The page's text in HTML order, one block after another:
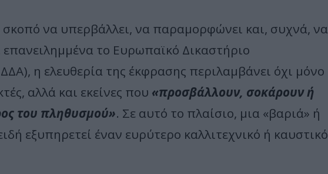
να υπερβάλλει, να παραμορφώνει και, συχνά, να
το Ευρωπαϊκό Δικαστήριο
η ελευθερία της έκφρασης περιλαμβάνει όχι μόνο
αλλά και εκείνες που «προσβάλλουν, σοκάρουν ή
του πληθυσμού». Σε αυτό το πλαίσιο, μια «βαριά» ή
εξυπηρετεί έναν ευρύτερο καλλιτεχνικό ή καυστικό